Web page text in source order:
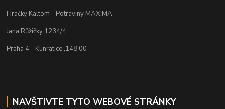
Hračky Kaltom - Potraviny MAXIMA
Jana Růžičky 1234/4
Praha 4 - Kunratice ,148 00
NAVŠTIVTE TYTO WEBOVÉ STRÁNKY